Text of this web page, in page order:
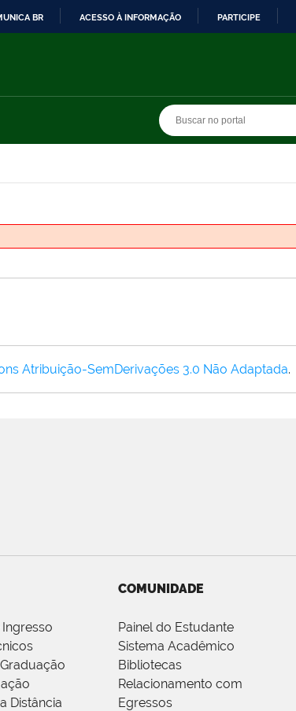
BR ACESSO À INFORMAÇÃO PARTICIPE
Atribuição-SemDerivações 3.0 Não Adaptada.
Distância
COMUNIDADE
Painel do Estudante
Sistema Acadêmico
Bibliotecas
Relacionamento com
Egressos